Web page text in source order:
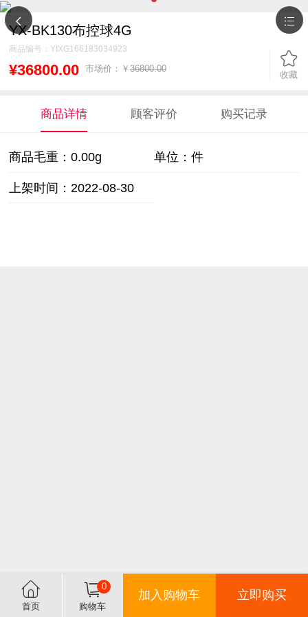
YX-BK130布控球4G
商品编号： YIXG166183034923
¥36800.00 市场价：￥ 36800.00
收藏
商品详情 顾客评价 购买记录
商品毛重： 0.00g 单位：件
上架时间：2022-08-30
首页 购物车
0
加入购物车 立即购买